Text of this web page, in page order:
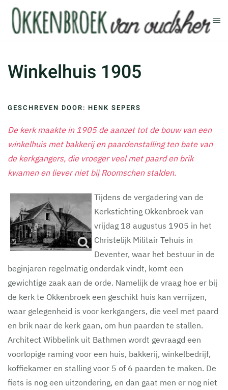
Terug naar hoofdinhoud
Winkelhuis 1905
GESCHREVEN DOOR: HENK SEPERS
De kerk maakte in 1905 de aanzet tot de bouw van een
winkelhuis met bakkerij en paardenstalling ten bate van
de kerkgangers, die vroeger veel met paard en brik
kwamen en liever niet bij Roomschen stalden.
Tijdens de vergadering van de
Kerkstichting Okkenbroek van
vrijdag 18 augustus 1905 in het
Christelijk Militair Tehuis in
Deventer, waar het bestuur in de
beginjaren regelmatig onderdak vindt, komt een
gewichtige zaak aan de orde. Namelijk de vraag hoe er bij
de kerk te Okkenbroek een geschikt huis kan verrijzen,
waar gelegenheid is voor kerkgangers, die veel met paard
en brik naar de kerk gaan, om hun paarden te stallen.
Architect Wibbelink uit Bathmen wordt gevraagd een
voorlopige raming voor een huis, bakkerij, winkelbedrijf,
koffiekamer en stalling voor 5 of 6 paarden te maken. De
fiets is nog een uitzondering, en dan gaat men er nog niet